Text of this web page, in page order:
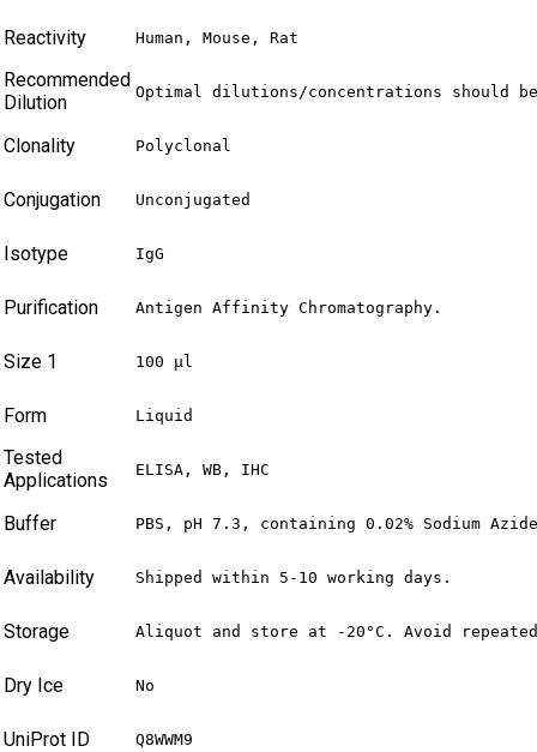
Reactivity Human, Mouse, Rat
Recommended
Dilution
Optimal dilutions/concentrations should
Clonality Polyclonal
Conjugation Unconjugated
Isotype IgG
Purification Antigen Affinity Chromatography.
Size 1 100 µl
Form Liquid
Tested
Applications
ELISA, WB, IHC
Buffer PBS, pH 7.3, containing 0.02% Sodium
Availability Shipped within 5-10 working days.
Storage Aliquot and store at -20°C. Avoid
Dry Ice No
UniProt ID Q8WWM9